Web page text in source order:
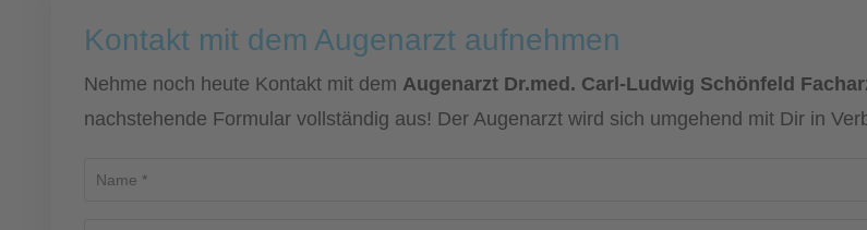
Kontakt mit dem Augenarzt aufnehmen
Nehme noch heute Kontakt mit dem Augenarzt Dr.med. Carl-Ludwig Schönfeld
nachstehende Formular vollständig aus! Der Augenarzt wird sich umgehend mit Dir in